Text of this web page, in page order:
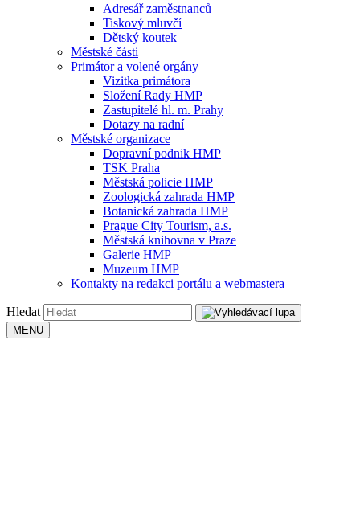
Adresář zaměstnanců
Tiskový mluvčí
Dětský koutek
Městské části
Primátor a volené orgány
Vizitka primátora
Složení Rady HMP
Zastupitelé hl. m. Prahy
Dotazy na radní
Městské organizace
Dopravní podnik HMP
TSK Praha
Městská policie HMP
Zoologická zahrada HMP
Botanická zahrada HMP
Prague City Tourism, a.s.
Městská knihovna v Praze
Galerie HMP
Muzeum HMP
Kontakty na redakci portálu a webmastera
Hledat
MENU